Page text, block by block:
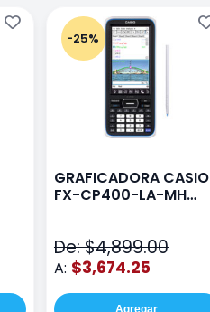
-25%
GRAFICADORA CASIO
FX-CP400-LA-MH
De: $4,899.00
A: $3,674.25